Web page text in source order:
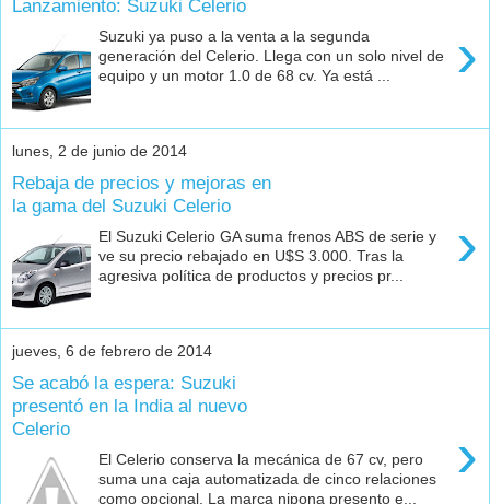
Lanzamiento: Suzuki Celerio
›
Suzuki ya puso a la venta a la segunda
generación del Celerio. Llega con un solo nivel de
equipo y un motor 1.0 de 68 cv. Ya está ...
lunes, 2 de junio de 2014
Rebaja de precios y mejoras en
la gama del Suzuki Celerio
›
El Suzuki Celerio GA suma frenos ABS de serie y
ve su precio rebajado en U$S 3.000. Tras la
agresiva política de productos y precios pr...
jueves, 6 de febrero de 2014
Se acabó la espera: Suzuki
presentó en la India al nuevo
Celerio
›
El Celerio conserva la mecánica de 67 cv, pero
suma una caja automatizada de cinco relaciones
como opcional. La marca nipona presento e...